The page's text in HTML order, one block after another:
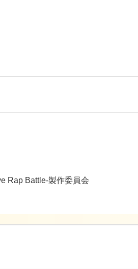
Rap Battle-製作委員会